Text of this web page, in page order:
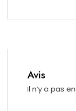
Avis
Il n’y a pas